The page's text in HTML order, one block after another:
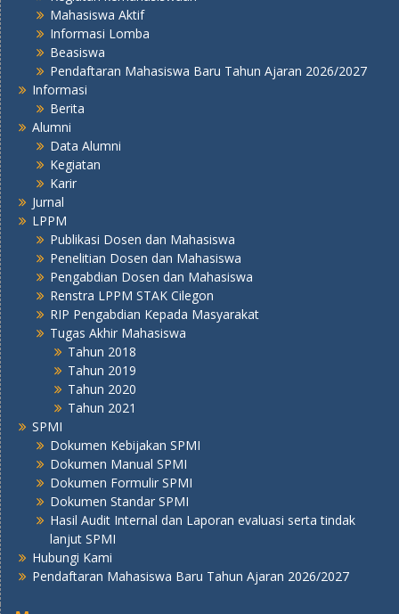
Mahasiswa Aktif
Informasi Lomba
Beasiswa
Pendaftaran Mahasiswa Baru Tahun Ajaran 2026/2027
Informasi
Berita
Alumni
Data Alumni
Kegiatan
Karir
Jurnal
LPPM
Publikasi Dosen dan Mahasiswa
Penelitian Dosen dan Mahasiswa
Pengabdian Dosen dan Mahasiswa
Renstra LPPM STAK Cilegon
RIP Pengabdian Kepada Masyarakat
Tugas Akhir Mahasiswa
Tahun 2018
Tahun 2019
Tahun 2020
Tahun 2021
SPMI
Dokumen Kebijakan SPMI
Dokumen Manual SPMI
Dokumen Formulir SPMI
Dokumen Standar SPMI
Hasil Audit Internal dan Laporan evaluasi serta tindak
lanjut SPMI
Hubungi Kami
Pendaftaran Mahasiswa Baru Tahun Ajaran 2026/2027